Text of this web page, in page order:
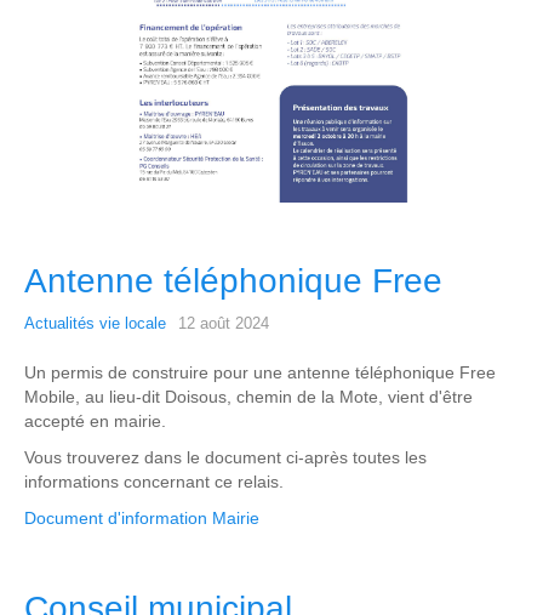
Antenne téléphonique Free
Actualités vie locale 12 août 2024
Un permis de construire pour une antenne téléphonique Free
Mobile, au lieu-dit Doisous, chemin de la Mote, vient d'être
accepté en mairie.
Vous trouverez dans le document ci-après toutes les
informations concernant ce relais.
Document d'information Mairie